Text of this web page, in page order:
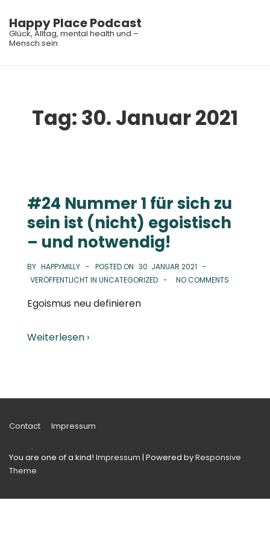
Zum
Inhalt
Happy Place Podcast
Glück, Alltag, mental health und –
Mensch sein
Tag:30. Januar 2021
#24 Nummer 1 für sich zu
sein ist (nicht) egoistisch
– und notwendig!
BY HAPPYMILLY POSTED ON 30. JANUAR 2021
VERÖFFENTLICHT IN UNCATEGORIZED NO COMMENTS
Egoismus neu definieren
Weiterlesen ›
Footer-
Contact Impressum
You are one of a kind! Impressum | Powered byResponsive
Theme